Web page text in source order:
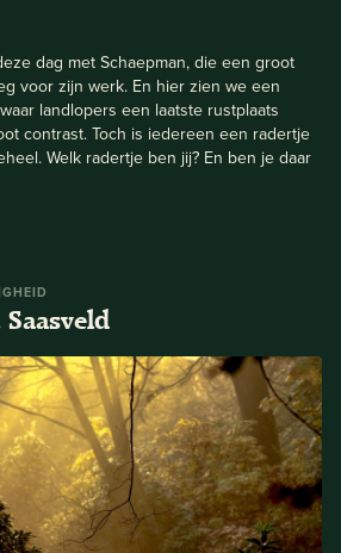
dag met Schaepman, die een groot
voor zijn werk. En hier zien we een
landlopers een laatste rustplaats
contrast. Toch is iedereen een radertje
Welk radertje ben jij? En ben je daar